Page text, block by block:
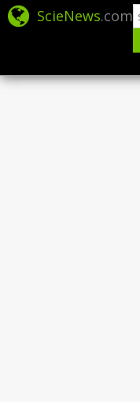
ScieNews.com